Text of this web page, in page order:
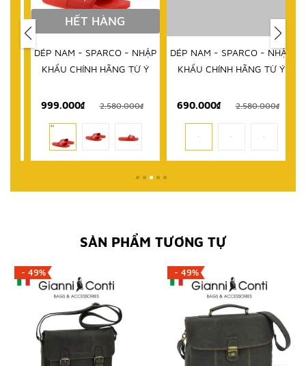
HẾT HÀNG
DÉP NAM - SPARCO - NHẬP
KHẨU CHÍNH HÃNG TỪ Ý
999.000₫ 2.580.000₫
DÉP NAM - SPARCO - NHẬP
KHẨU CHÍNH HÃNG TỪ Ý
690.000₫ 2.580.000₫
SẢN PHẨM TƯƠNG TỰ
- 49% - 49%